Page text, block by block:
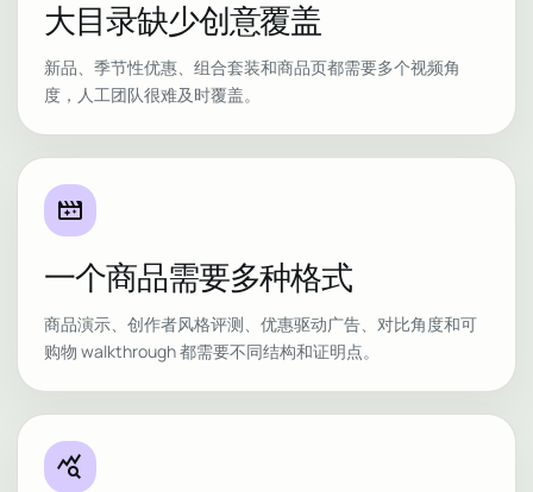
大目录缺少创意覆盖
新品、季节性优惠、组合套装和商品页都需要多个视频角
度，人工团队很难及时覆盖。
movie_filter
一个商品需要多种格式
商品演示、创作者风格评测、优惠驱动广告、对比角度和可
购物 walkthrough 都需要不同结构和证明点。
query_stats